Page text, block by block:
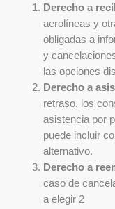
Derecho a
aerolíneas y
obligadas a
y
las opciones
Derecho a
retraso, los
asistencia por
puede incluir
alternativo.
Derecho a
caso de
a elegir 2